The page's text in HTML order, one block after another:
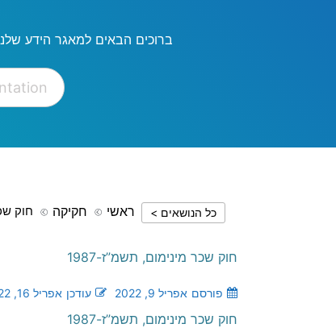
ברוכים הבאים למאגר הידע
כל הנושאים > ראשי חקיקה חוק
חוק שכר מינימום, תשמ”ז-1987
פורסם אפריל 9, 2022 עודכן אפריל 16, 2022
חוק שכר מינימום, תשמ”ז-1987